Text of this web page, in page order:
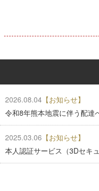
2026.08.04 【お知らせ】
令和8年熊本地震に伴う配達
2025.03.06 【お知らせ】
本人認証サービス（3Dセキ